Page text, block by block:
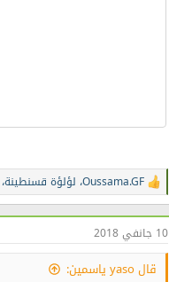
ا
ل
ت
ف
ا
ع
Oussama.GF، لؤلؤة قسنطينة،
10 جانفي 2018
قال yaso ياسمين: